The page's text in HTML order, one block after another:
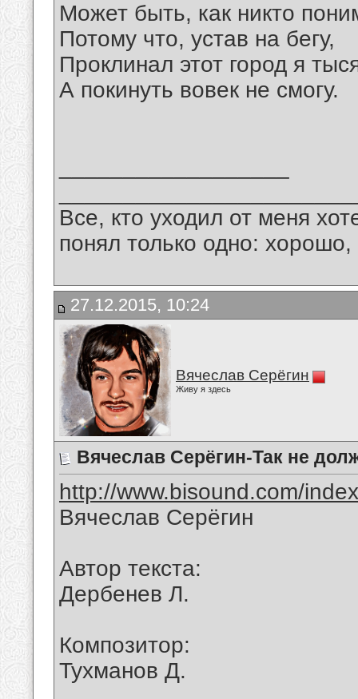
Может быть, как никто
Потому что, устав на бегу,
Проклинал этот город я
А покинуть вовек не смогу.
Все, кто уходил от меня
понял только одно:
27.12.2015, 10:24
Вячеслав Серёгин
Живу я здесь
Вячеслав Серёгин-Так не
http://www.bisound.com/
Вячеслав Серёгин
Автор текста:
Дербенев Л.
Композитор:
Тухманов Д.